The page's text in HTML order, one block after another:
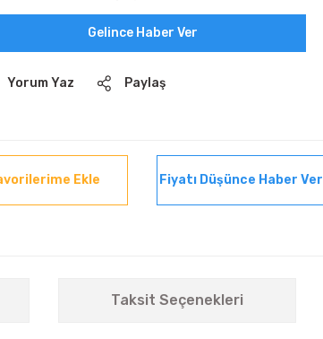
Gelince Haber Ver
Yorum Yaz Paylaş
Fiyatı Düşünce Haber Ver
Taksit Seçenekleri